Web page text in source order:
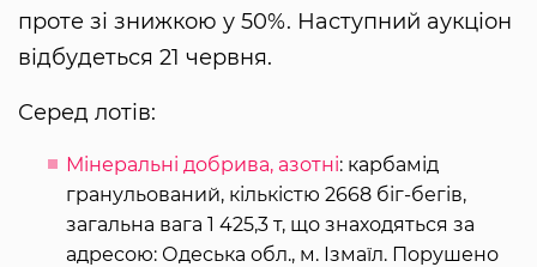
проте зі знижкою у 50%. Наступний аукціон
відбудеться 21 червня.
Серед лотів:
Мінеральні добрива, азотні: карбамід
гранульований, кількістю 2668 біг-бегів,
загальна вага 1 425,3 т, що знаходяться за
адресою: Одеська обл., м. Ізмаїл. Порушено